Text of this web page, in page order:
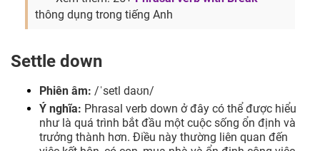
thông dụng trong tiếng Anh
Settle down
Phiên âm: /ˈsetl daʊn/
Ý nghĩa: Phrasal verb down ở đây có thể được hiểu
như là quá trình bắt đầu một cuộc sống ổn định và
trưởng thành hơn. Điều này thường liên quan đến